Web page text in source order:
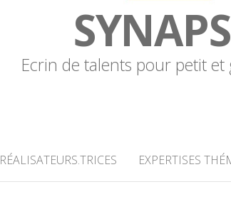
Ecrin de talents pour petit
RÉALISATEURS.TRICES EXPERTISES